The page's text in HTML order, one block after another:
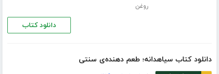
روغن
دانلود کتاب
دانلود کتاب سیاهدانه؛ طعم دهنده‌ی سنتی